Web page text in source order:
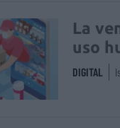
La
uso
DIGITAL